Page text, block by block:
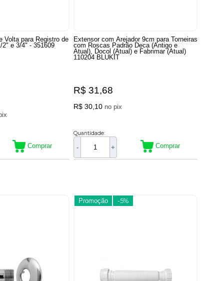
Volta para Registro de
2" e 3/4" - 351609
pix
Comprar
Extensor com Arejador 9cm para Torneiras
com Roscas Padrão Deca (Antigo e
Atual), Docol (Atual) e Fabrimar (Atual)
110204 BLUKIT
R$ 31,68
R$ 30,10 no pix
Quantidade:
- + Comprar
Promoção -5%